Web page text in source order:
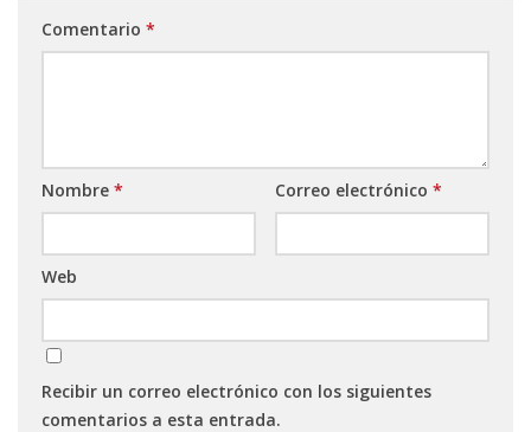
Comentario *
Nombre * Correo electrónico *
Web
Recibir un correo electrónico con los siguientes
comentarios a esta entrada.